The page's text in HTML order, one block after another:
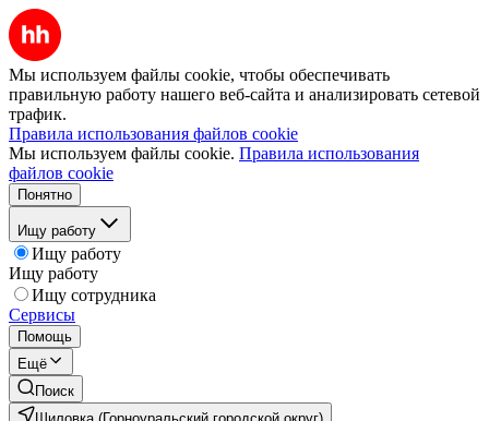
Мы используем файлы cookie, чтобы обеспечивать
правильную работу нашего веб-сайта и анализировать сетевой
трафик.
Правила использования файлов cookie
Мы используем файлы cookie. Правила использования
файлов cookie
Понятно
Ищу работу
Ищу работу
Ищу работу
Ищу сотрудника
Сервисы
Помощь
Ещё
Поиск